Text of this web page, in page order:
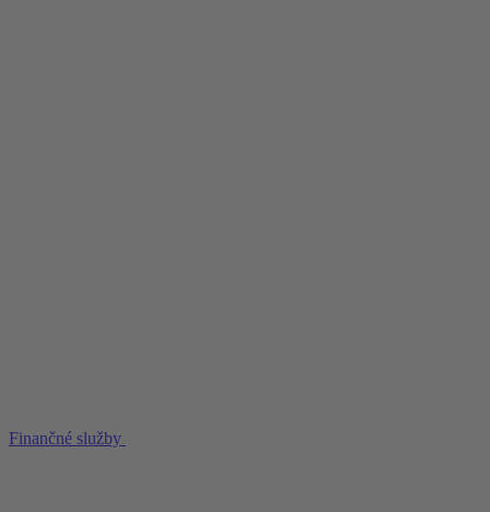
Finančné služby